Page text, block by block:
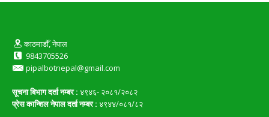
काठमाडौँ, नेपाल
9843705526
pipalbotnepal@gmail.com
सूचना बिभाग दर्ता नम्बर : ४९४६- २०८१/२०८२
प्रेस कान्शिल नेपाल दर्ता नम्बर : ४९४४/०८१/८२